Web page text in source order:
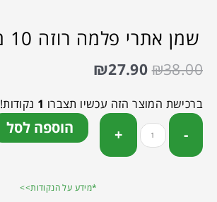
שמן אתרי פלמה רוזה 10 מ"ל-Roots
₪38.00
₪27.90
ברכישת המוצר הזה עכשיו תצברו 1 נקודות!
הוספה לסל
*מידע על הנקודות>>